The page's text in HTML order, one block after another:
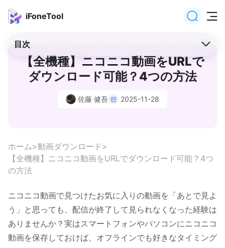
iFoneTool
【全機種】ニコニコ動画をURLで
ダウンロード可能？4つの方法
佐藤 健吾 2025-11-28
ホーム 動画ダウンロード
【全機種】ニコニコ動画をURLでダウンロード可能？4つ
の方法
目次
ニコニコ動画で見つけたお気に入りの動画を「あとで見よ
う」と思っても、配信が終了して見られなくなった経験は
ありませんか？実はスマートフォンやパソコンにニコニコ
動画を保存しておけば、オフラインでも好きなタイミング